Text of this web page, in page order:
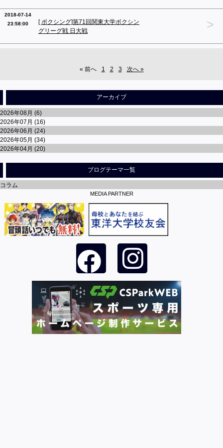
2018-07-14
23:58:00
[ ボクシング]第71回関東大学ボクシン
グリーグ戦 日大戦
>
« 前へ 1 2 3 次へ »
アーカイブ
2026年08月 (6)
2026年07月 (16)
2026年06月 (24)
2026年05月 (34)
2026年04月 (20)
ブログテーマ一覧
コラム
MEDIA PARTNER